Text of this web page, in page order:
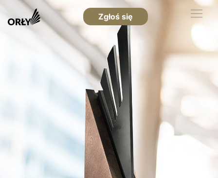
Zgłoś się